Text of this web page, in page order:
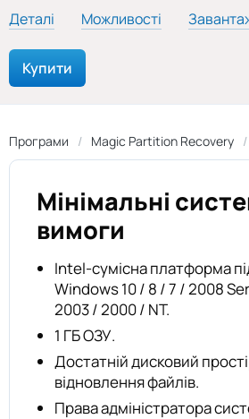
Деталі Можливості
Купити
Програми Magic Partition Recovery
Мінімальні
вимоги
Intel-сумісна платформа
Windows 10 / 8 / 7 / 2008
2003 / 2000 / NT.
1 ГБ ОЗУ.
Достатній дисковий
відновлення файлів.
Права адміністратора